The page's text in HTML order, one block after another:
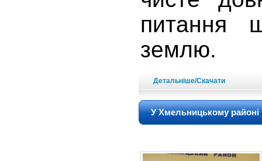
питання
землю.
Детальніше/Скачати
У Хмельницькому